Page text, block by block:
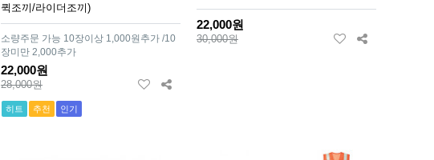
퀵조끼/라이더조끼)
소량주문 가능 10장이상 1,000원추가 /10
장미만 2,000추가
22,000원
28,000원
히트 추천 인기
22,000원
30,000원